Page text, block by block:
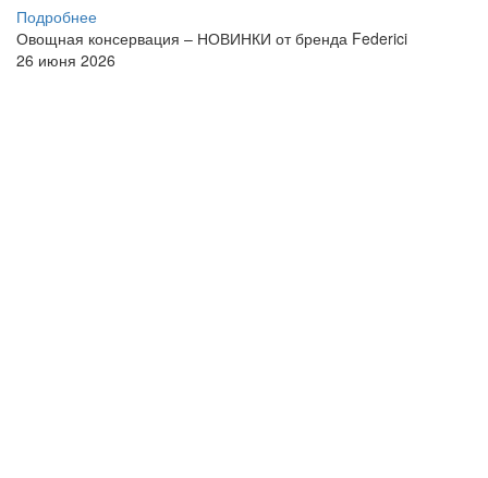
Подробнее
Овощная консервация – НОВИНКИ от бренда Federici
26 июня 2026